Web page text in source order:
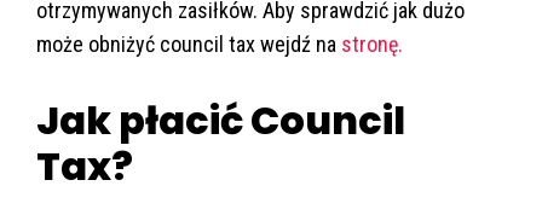
otrzymywanych zasiłków. Aby sprawdzić jak dużo
może obniżyć council tax wejdź na stronę.
Jak płacić Council
Tax?